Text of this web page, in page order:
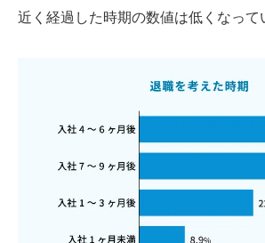
近く経過した時期の数値は低くなって